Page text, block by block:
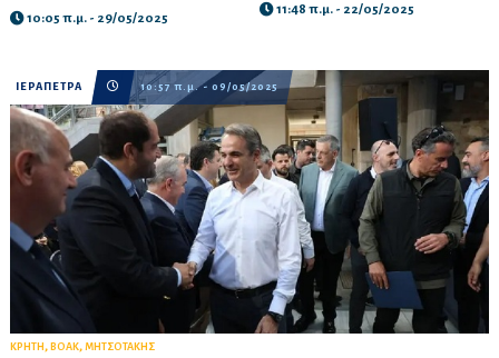
10:05 π.μ. - 29/05/2025
11:48 π.μ. - 22/05/2025
ΙΕΡΑΠΕΤΡΑ 10:57 π.μ. - 09/05/2025
ΚΡΗΤΗ , ΒΟΑΚ, ΜΗΤΣΟΤΑΚΗΣ